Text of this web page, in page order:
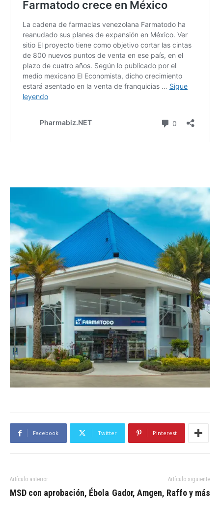
Facebook Twitter Pinterest
Artículo anterior
MSD con aprobación, Ébola
Artículo siguiente
Gador, Amgen, Raffo y más